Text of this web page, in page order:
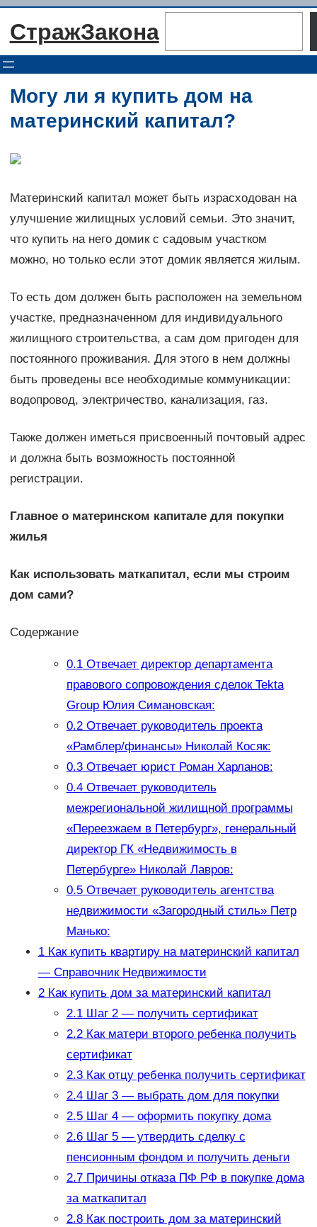
Перейти
СтражЗакона
Могу ли я купить дом на
материнский капитал?
Материнский капитал может быть израсходован на
улучшение жилищных условий семьи. Это значит,
что купить на него домик с садовым участком
можно, но только если этот домик является жилым.
То есть дом должен быть расположен на земельном
участке, предназначенном для индивидуального
жилищного строительства, а сам дом пригоден для
постоянного проживания. Для этого в нем должны
быть проведены все необходимые коммуникации:
водопровод, электричество, канализация, газ.
Также должен иметься присвоенный почтовый адрес
и должна быть возможность постоянной
регистрации.
Главное о материнском капитале для покупки
жилья
Как использовать маткапитал, если мы строим
дом сами?
Содержание
0.1Отвечает директор департамента
правового сопровождения сделок Tekta
Group Юлия Симановская:
0.2Отвечает руководитель проекта
«Рамблер/финансы» Николай Косяк:
0.3Отвечает юрист Роман Харланов:
0.4Отвечает руководитель
межрегиональной жилищной программы
«Переезжаем в Петербург», генеральный
директор ГК «Недвижимость в
Петербурге» Николай Лавров:
0.5Отвечает руководитель агентства
недвижимости «Загородный стиль» Петр
Манько:
1Как купить квартиру на материнский капитал
— Справочник Недвижимости
2Как купить дом за материнский капитал
2.1Шаг 2 — получить сертификат
2.2Как матери второго ребенка получить
сертификат
2.3Как отцу ребенка получить сертификат
2.4Шаг 3 — выбрать дом для покупки
2.5Шаг 4 — оформить покупку дома
2.6Шаг 5 — утвердить сделку с
пенсионным фондом и получить деньги
2.7Причины отказа ПФ РФ в покупке дома
за маткапитал
2.8Как построить дом за материнский